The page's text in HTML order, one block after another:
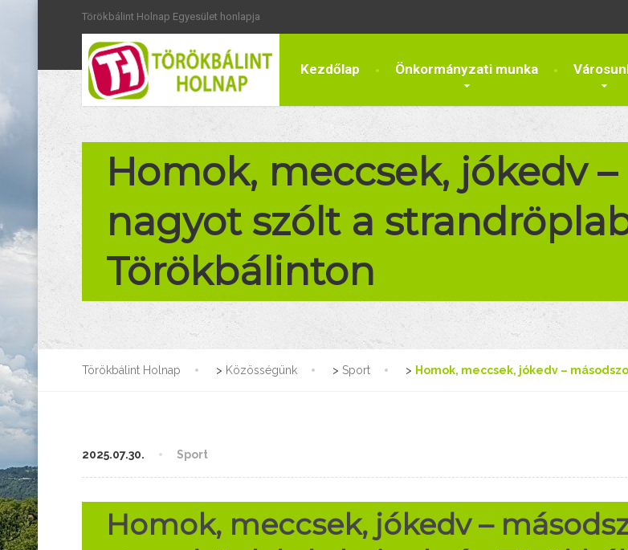
Törökbálint Holnap Egyesület honlapja
Kezdőlap Önkormányzati munka
Homok, meccsek, jókedv
nagyot szólt a
Törökbálinton
Törökbálint Holnap > Közösségünk > Sport > Homok, meccsek, jókedv –
2025.07.30. Sport
Homok, meccsek, jókedv –